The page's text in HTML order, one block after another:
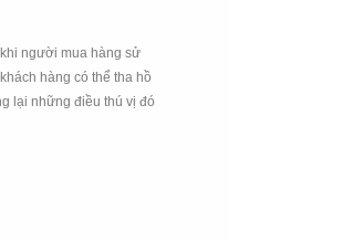
người mua hàng sử
hàng có thể tha hồ
lại những điều thú vị đó